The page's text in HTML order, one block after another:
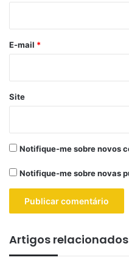
*
E-mail *
Site
Notifique-me sobre novos
Notifique-me sobre novas
Artigos relacionados